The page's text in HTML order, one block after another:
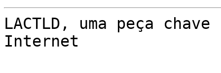
LACTLD, uma peça
Internet